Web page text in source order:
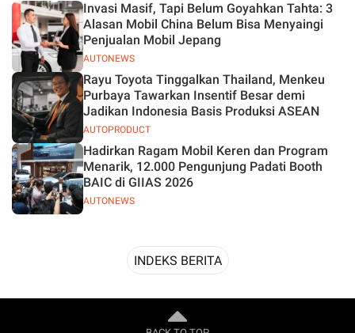
AUTONEWS
Invasi Masif, Tapi Belum Goyahkan Tahta: 3
Alasan Mobil China Belum Bisa Menyaingi
Penjualan Mobil Jepang
AUTOPRODUCT
Rayu Toyota Tinggalkan Thailand, Menkeu
Purbaya Tawarkan Insentif Besar demi
Jadikan Indonesia Basis Produksi ASEAN
AUTONEWS
Hadirkan Ragam Mobil Keren dan Program
Menarik, 12.000 Pengunjung Padati Booth
BAIC di GIIAS 2026
INDEKS BERITA